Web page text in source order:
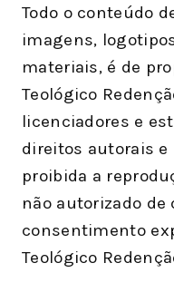
Todo o conteúdo
imagens,
materiais, é de
Teológico
licenciadores e
direitos autorais e
proibida a
não autorizado
consentimento
Teológico